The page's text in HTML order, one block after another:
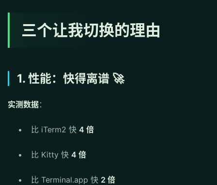
三个让我切换的理由
1. 性能：快得离谱 🚀
实测数据：
比 iTerm2 快 4 倍
比 Kitty 快 4 倍
比 Terminal.app 快 2 倍